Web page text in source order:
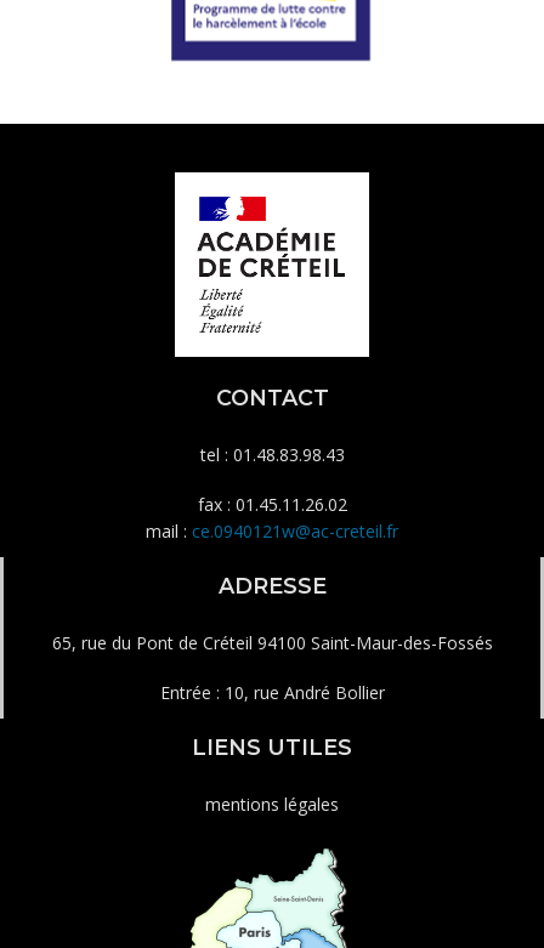
CONTACT
tel : 01.48.83.98.43
fax : 01.45.11.26.02
mail : ce.0940121w@ac-creteil.fr
ADRESSE
65, rue du Pont de Créteil 94100 Saint-Maur-des-Fossés
Entrée : 10, rue André Bollier
LIENS UTILES
mentions légales